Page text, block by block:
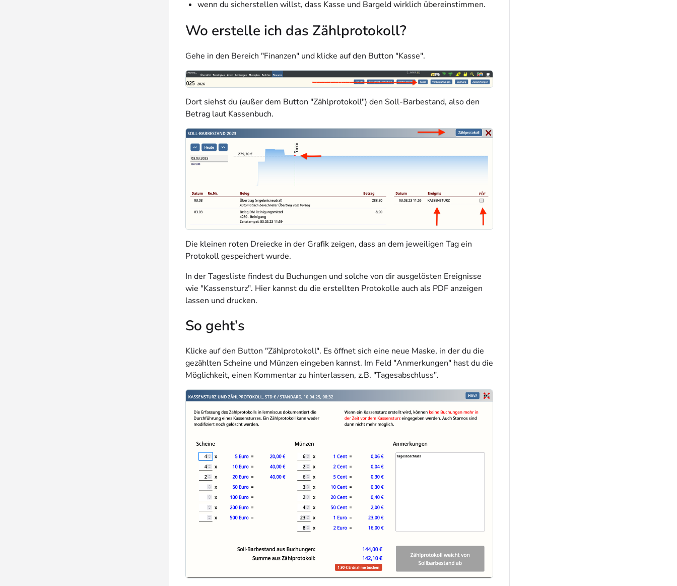
wenn du sicherstellen willst, dass Kasse und Bargeld wirklich übereinstimmen.
Wo erstelle ich das Zählprotokoll?
Gehe in den Bereich "Finanzen" und klicke auf den Button "Kasse".
Dort siehst du (außer dem Button "Zählprotokoll") den Soll-Barbestand, also den
Betrag laut Kassenbuch.
Die kleinen roten Dreiecke in der Grafik zeigen, dass an dem jeweiligen Tag ein
Protokoll gespeichert wurde.
In der Tagesliste findest du Buchungen und solche von dir ausgelösten Ereignisse
wie "Kassensturz". Hier kannst du die erstellten Protokolle auch als PDF anzeigen
lassen und drucken.
So geht’s
Klicke auf den Button "Zählprotokoll". Es öffnet sich eine neue Maske, in der du die
gezählten Scheine und Münzen eingeben kannst. Im Feld "Anmerkungen" hast du die
Möglichkeit, einen Kommentar zu hinterlassen, z.B. "Tagesabschluss".